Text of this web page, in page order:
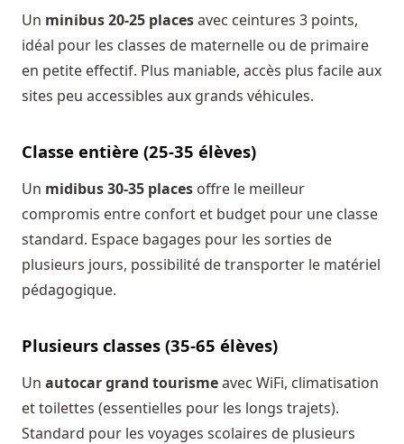
Un minibus 20-25 placesavec ceintures 3 points,
idéal pour les classes de maternelle ou de primaire
en petite effectif. Plus maniable, accès plus facile aux
sites peu accessibles aux grands véhicules.
Classe entière (25-35 élèves)
Un midibus 30-35 places offre le meilleur
compromis entre confort et budget pour une classe
standard. Espace bagages pour les sorties de
plusieurs jours, possibilité de transporter le matériel
pédagogique.
Plusieurs classes (35-65 élèves)
Un autocar grand tourismeavec WiFi, climatisation
et toilettes (essentielles pour les longs trajets).
Standard pour les voyages scolaires de plusieurs